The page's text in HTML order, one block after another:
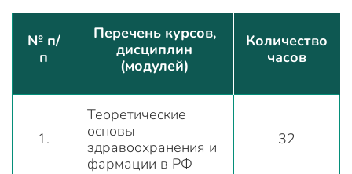
№ п/
п
Перечень курсов,
дисциплин
(модулей)
Количество
часов
1.
Теоретические
основы
здравоохранения и
фармации в РФ
32